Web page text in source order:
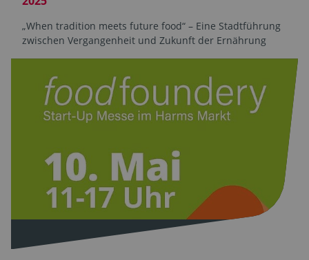
„When tradition meets future food“ – Eine Stadtführung
zwischen Vergangenheit und Zukunft der Ernährung